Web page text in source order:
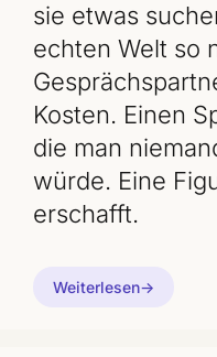
sie etwas
echten Welt so
Kosten. Einen
die man
würde. Eine
erschafft.
Weiterlesen